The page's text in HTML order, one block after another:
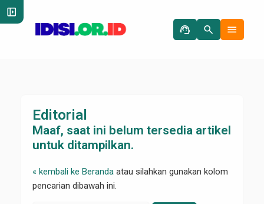
support_agent search menu
Editorial
Maaf, saat ini belum tersedia artikel
untuk ditampilkan.
« kembali ke Beranda atau silahkan gunakan kolom
pencarian dibawah ini.
left_panel_open